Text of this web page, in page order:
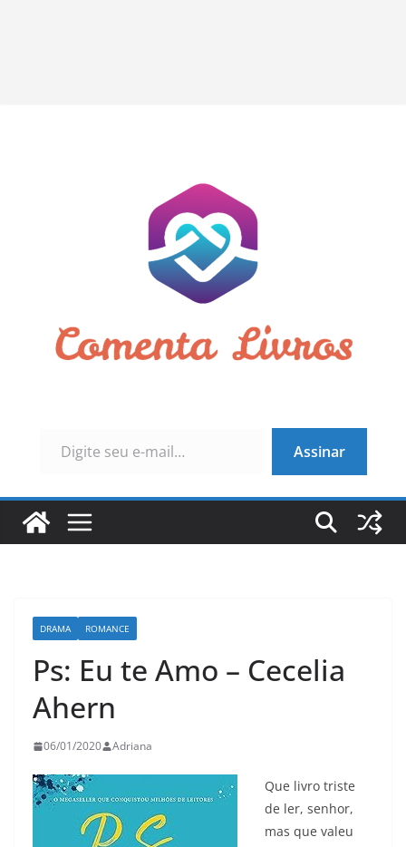
Assinar
DRAMA ROMANCE
Ps: Eu te Amo – Cecelia
Ahern
06/01/2020 Adriana
Que livro triste
de ler, senhor,
mas que valeu